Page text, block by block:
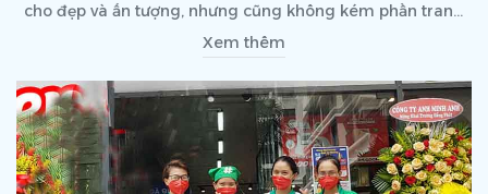
cho đẹp và ấn tượng, nhưng cũng không kém phần trang
trọng, thanh lịch. Hãy ghé thăm gian hàng của Đồng phục
Zumi để tham khảo những mẫu tạp dề mới nhất năm 2021
nhé.
Xem thêm